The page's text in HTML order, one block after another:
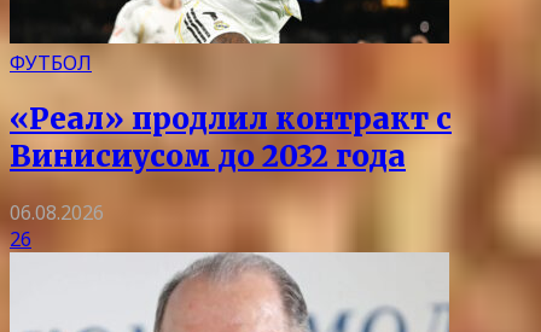
ФУТБОЛ
«Реал» продлил контракт с
Винисиусом до 2032 года
06.08.2026
26